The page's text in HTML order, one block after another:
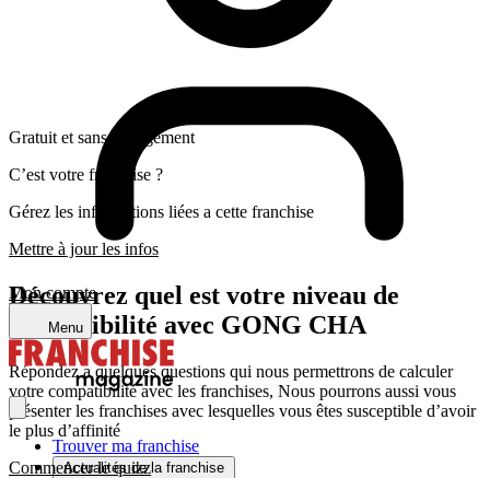
Mon compte
Menu
Trouver ma franchise
Actualités de la franchise
Gratuit et sans engagement
C’est votre franchise ?
Gérez les informations liées a cette franchise
Mettre à jour les infos
Découvrez quel est votre niveau de
compatibilité avec GONG CHA
Répondez a quelques questions qui nous permettrons de calculer
votre compatibilité avec les franchises, Nous pourrons aussi vous
présenter les franchises avec lesquelles vous êtes susceptible d’avoir
le plus d’affinité
Commencer le quizz